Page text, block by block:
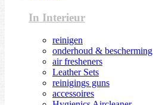
In Interieur
reinigen
onderhoud & bescherming
air fresheners
Leather Sets
reinigings guns
accessoires